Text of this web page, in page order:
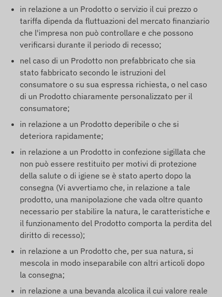
in relazione a un Prodotto o servizio il cui prezzo o
tariffa dipenda da fluttuazioni del mercato finanziario
che l'impresa non può controllare e che possono
verificarsi durante il periodo di recesso;
nel caso di un Prodotto non prefabbricato che sia
stato fabbricato secondo le istruzioni del
consumatore o su sua espressa richiesta, o nel caso
di un Prodotto chiaramente personalizzato per il
consumatore;
in relazione a un Prodotto deperibile o che si
deteriora rapidamente;
in relazione a un Prodotto in confezione sigillata che
non può essere restituito per motivi di protezione
della salute o di igiene se è stato aperto dopo la
consegna (Vi avvertiamo che, in relazione a tale
prodotto, una manipolazione che vada oltre quanto
necessario per stabilire la natura, le caratteristiche e
il funzionamento del Prodotto comporta la perdita del
diritto di recesso);
in relazione a un Prodotto che, per sua natura, si
mescola in modo inseparabile con altri articoli dopo
la consegna;
in relazione a una bevanda alcolica il cui valore reale